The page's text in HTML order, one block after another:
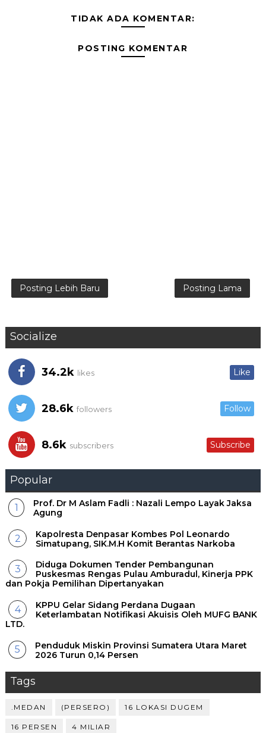
TIDAK ADA KOMENTAR:
POSTING KOMENTAR
Posting Lebih Baru Posting Lama
Socialize
34.2k likes Like
28.6k followers Follow
8.6k subscribers Subscribe
Popular
Prof. Dr M Aslam Fadli : Nazali Lempo Layak Jaksa
Agung
Kapolresta Denpasar Kombes Pol Leonardo
Simatupang, SIK.M.H Komit Berantas Narkoba
Diduga Dokumen Tender Pembangunan
Puskesmas Rengas Pulau Amburadul, Kinerja PPK
dan Pokja Pemilihan Dipertanyakan
KPPU Gelar Sidang Perdana Dugaan
Keterlambatan Notifikasi Akuisis Oleh MUFG BANK
LTD.
Penduduk Miskin Provinsi Sumatera Utara Maret
2026 Turun 0,14 Persen
Tags
.MEDAN (PERSERO) 16 LOKASI DUGEM
16 PERSEN 4 MILIAR